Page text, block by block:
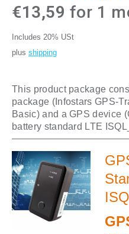
€13,59 for 1
Includes 20% USt
plus shipping
This product package
package (Infostars GPS-
Basic) and a GPS device
battery standard LTE